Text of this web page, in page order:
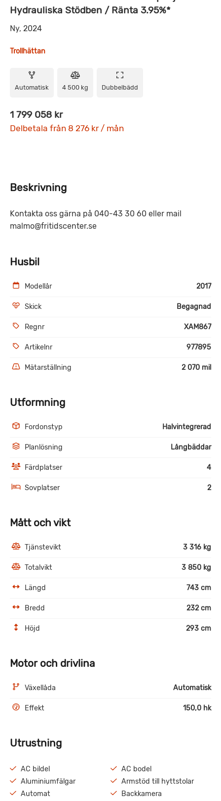
Hydrauliska Stödben / Ränta 3.95%*
Ny, 2024
Trollhättan
Automatisk 4 500 kg Dubbelbädd
1 799 058 kr
Delbetala från 8 276 kr / mån
Beskrivning
Kontakta oss gärna på 040-43 30 60 eller mail
malmo@fritidscenter.se
Husbil
Modellår 2017
Skick Begagnad
Regnr XAM867
Artikelnr 977895
Mätarställning 2 070 mil
Utformning
Fordonstyp Halvintegrerad
Planlösning Långbäddar
Färdplatser 4
Sovplatser 2
Mått och vikt
Tjänstevikt 3 316 kg
Totalvikt 3 850 kg
Längd 743 cm
Bredd 232 cm
Höjd 293 cm
Motor och drivlina
Växellåda Automatisk
Effekt 150,0 hk
Utrustning
AC bildel
AC bodel
Aluminiumfälgar
Armstöd till hyttstolar
Automat
Backkamera